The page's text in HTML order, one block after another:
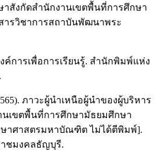
สังกัดสำนักงานเขตพื้นที่การศึกษา
ารวิชาการสถาบันพัฒนาพระ
ค์การเพื่อการเรียนรู้. สำนักพิมพ์แห่ง
ภาวะผู้นำเหนือผู้นำของผู้บริหาร
เขตพื้นที่การศึกษามัธยมศึกษา
าศาสตรมหาบัณฑิต ไม่ได้ตีพิมพ์].
ชมงคลธัญบุรี.